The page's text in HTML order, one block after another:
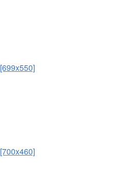
[699x550]
[700x460]